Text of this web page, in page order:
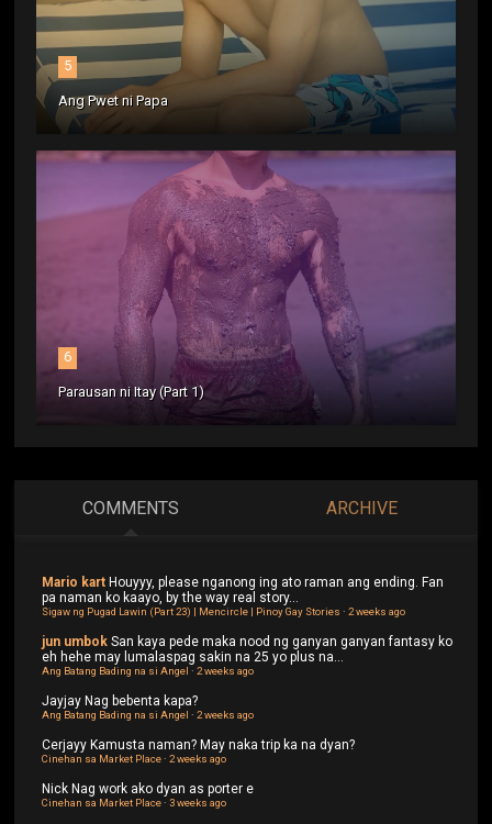
5
Ang Pwet ni Papa
6
Parausan ni Itay (Part 1)
COMMENTS ARCHIVE
Mario kart Houyyy, please nganong ing ato raman ang ending. Fan
pa naman ko kaayo, by the way real story...
Sigaw ng Pugad Lawin (Part 23) | Mencircle | Pinoy Gay Stories ·2 weeks ago
jun umbok San kaya pede maka nood ng ganyan ganyan fantasy ko
eh hehe may lumalaspag sakin na 25 yo plus na...
Ang Batang Bading na si Angel ·2 weeks ago
Jayjay Nag bebenta kapa?
Ang Batang Bading na si Angel ·2 weeks ago
Cerjayy Kamusta naman? May naka trip ka na dyan?
Cinehan sa Market Place·2 weeks ago
Nick Nag work ako dyan as porter e
Cinehan sa Market Place·3 weeks ago